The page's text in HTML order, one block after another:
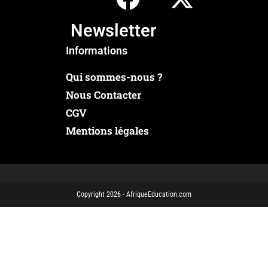
Newsletter
Informations
Qui sommes-nous ?
Nous Contacter
CGV
Mentions légales
Copyright 2026 - AfriqueEducation.com